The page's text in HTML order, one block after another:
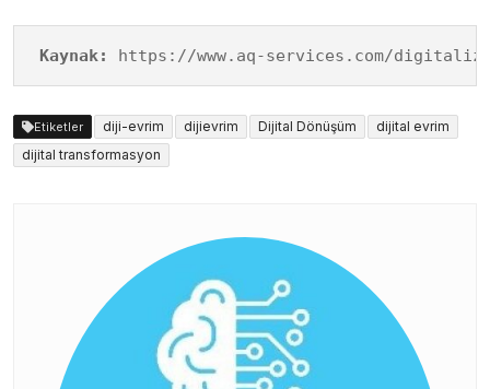
Kaynak: https://www.aq-services.com/
Etiketler diji-evrim dijievrim Dijital Dönüşüm
dijital evrim
dijital transformasyon